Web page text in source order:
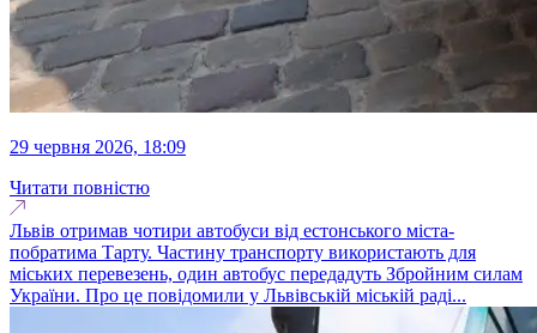
29 червня 2026, 18:09
Читати повністю
Львів отримав чотири автобуси від естонського міста-
побратима Тарту. Частину транспорту використають для
міських перевезень, один автобус передадуть Збройним силам
України. Про це повідомили у Львівській міській раді...